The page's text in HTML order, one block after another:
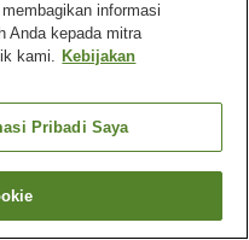
Goondiwindiinformasi
Anda kepada mitra
kami. Kebijakan
Pribadi Saya